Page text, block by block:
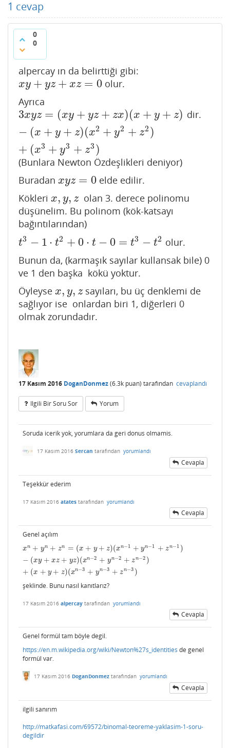
1 cevap
0
0
alpercay ın da belirttiği gibi:
xy + yz + xz = 0
xy+ yz +xz=0
olur.
Ayrıca
3xyz = (xy + yz + zx)(x + y + z)
− (x + y + z)(x2 + y2 + z2 )
+ (x3 + y3 + z3 )
3xyz= xy +yz+z x)( x+y +z −(x+y+ z)(x 2+y2 +z 2)+(x
dir.
(Bunlara Newton Özdeşlikleri deniyor)
Buradan xyz = 0
xyz= 0
elde edilir.
Kökleri x, y, z
x,y ,z
olan 3. derece polinomu
düşünelim. Bu polinom (kök-katsayı
bağıntılarından)
t3 − 1 ⋅ t2 + 0 ⋅ t − 0 = t3 − t2
t3 −1⋅ t2 + 0⋅t −0 =t3−t 2
olur.
Bunun da, (karmaşık sayılar kullansak bile) 0
ve 1 den başka kökü yoktur.
Öyleyse x, y, z
x,y ,z
sayıları, bu üç denklemi de
sağlıyor ise onlardan biri 1, diğerleri 0
olmak zorundadır.
17 Kasım 2016 DoganDonmez(6.3k puan) tarafından cevaplandı
Ilgili Bir Soru Sor Yorum
Soruda icerik yok, yorumlara da geri donus olmamis.
17 Kasım 2016 Sercan tarafından yorumlandı
Cevapla
Teşekkür ederim
17 Kasım 2016 atates tarafından yorumlandı
Cevapla
Genel açılım
xn + yn + zn = (x + y + z)(xn−1 + yn−1 + zn−1 )
− (xy + xz + yz)(xn−2 + yn−2 + zn−2 )
+ (x + y + z)(xn−3 + yn−3 + zn−3 )
xn+ yn +zn =( x+y +z) xn−1+ yn−1+zn−1)− xy +xz+y )(x n−2+ y
şeklinde. Bunu nasıl kanıtlarız?
17 Kasım 2016 alpercay tarafından yorumlandı
Cevapla
Genel formül tam böyle degil.
https://en.m.wikipedia.org/wiki/Newton%27s_identities de genel
formül var.
17 Kasım 2016 DoganDonmez tarafından yorumlandı
Cevapla
ilgili sanırım
http://matkafasi.com/69572/binomal-teoreme-yaklasim-1-soru-
degildir